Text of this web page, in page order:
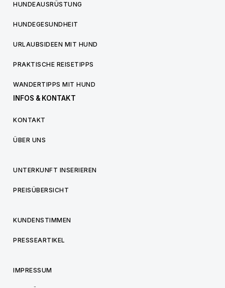
HUNDEAUSRÜSTUNG
HUNDEGESUNDHEIT
URLAUBSIDEEN MIT HUND
PRAKTISCHE REISETIPPS
WANDERTIPPS MIT HUND
INFOS & KONTAKT
KONTAKT
ÜBER UNS
UNTERKUNFT INSERIEREN
PREISÜBERSICHT
KUNDENSTIMMEN
PRESSEARTIKEL
IMPRESSUM